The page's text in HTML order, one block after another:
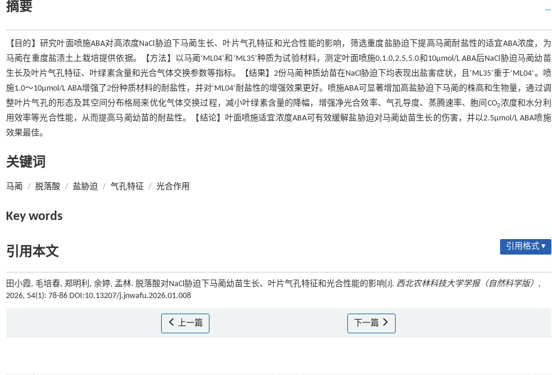
摘要
【目的】研究叶面喷施ABA对高浓度NaCl胁迫下马蔺生长、叶片气孔特征和光合性能的影响，筛选重度盐胁迫下提高马蔺耐盐性的适宜ABA浓度，为
马蔺在重度盐渍土上栽培提供依据。【方法】以马蔺‘ML04’和‘ML35’种质为试验材料，测定叶面喷施0,1.0,2.5,5.0和10μmol/L ABA后NaCl胁迫马蔺幼苗
生长及叶片气孔特征、叶绿素含量和光合气体交换参数等指标。【结果】2份马蔺种质幼苗在NaCl胁迫下均表现出盐害症状，且‘ML35’重于‘ML04’。喷
施1.0～10μmol/L ABA增强了2份种质材料的耐盐性，并对‘ML04’耐盐性的增强效果更好。喷施ABA可显著增加高盐胁迫下马蔺的株高和生物量，通过调
整叶片气孔的形态及其空间分布格局来优化气体交换过程，减小叶绿素含量的降幅，增强净光合效率、气孔导度、蒸腾速率、胞间CO2浓度和水分利
用效率等光合性能，从而提高马蔺幼苗的耐盐性。【结论】叶面喷施适宜浓度ABA可有效缓解盐胁迫对马蔺幼苗生长的伤害，并以2.5μmol/L ABA喷施
效果最佳。
关键词
马蔺 / 脱落酸 / 盐胁迫 / 气孔特征 / 光合作用
Key words
引用本文 引用格式 ▾
田小霞, 毛培春, 郑明利, 余婷, 孟林. 脱落酸对NaCl胁迫下马蔺幼苗生长、叶片气孔特征和光合性能的影响[J]. 西北农林科技大学学报（自然科学版） ,
2026, 54(1): 78-86 DOI:10.13207/j.jnwafu.2026.01.008
上一篇 下一篇